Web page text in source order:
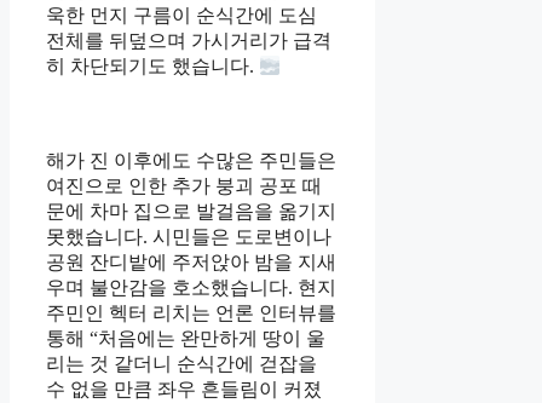
욱한 먼지 구름이 순식간에 도심
전체를 뒤덮으며 가시거리가 급격
히 차단되기도 했습니다.
해가 진 이후에도 수많은 주민들은
여진으로 인한 추가 붕괴 공포 때
문에 차마 집으로 발걸음을 옮기지
못했습니다. 시민들은 도로변이나
공원 잔디밭에 주저앉아 밤을 지새
우며 불안감을 호소했습니다. 현지
주민인 헥터 리치는 언론 인터뷰를
통해 “처음에는 완만하게 땅이 울
리는 것 같더니 순식간에 걷잡을
수 없을 만큼 좌우 흔들림이 커졌